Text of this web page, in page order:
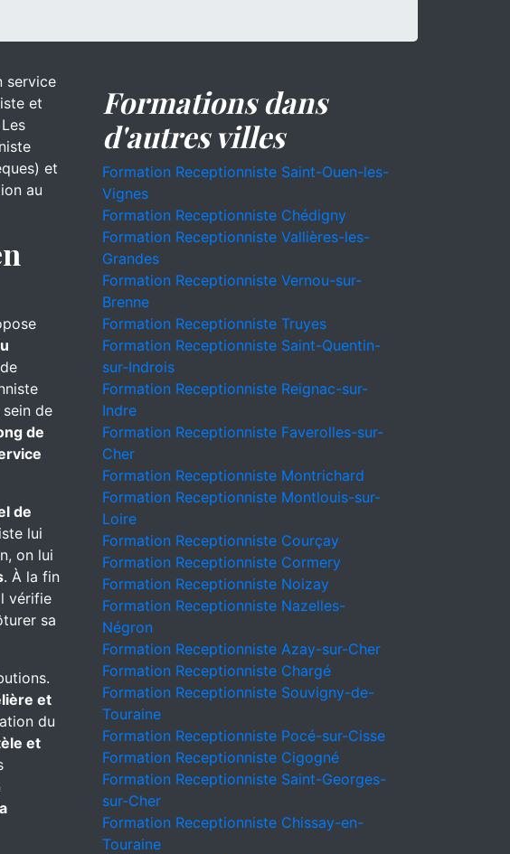
service
et
et
au
de
de
de
lui
on lui
. À la fin
vérifie
sa
et
du
et
Formations dans
d'autres villes
Formation Receptionniste Saint-Ouen-les-
Vignes
Formation Receptionniste Chédigny
Formation Receptionniste Vallières-les-
Grandes
Formation Receptionniste Vernou-sur-
Brenne
Formation Receptionniste Truyes
Formation Receptionniste Saint-Quentin-
sur-Indrois
Formation Receptionniste Reignac-sur-
Indre
Formation Receptionniste Faverolles-sur-
Cher
Formation Receptionniste Montrichard
Formation Receptionniste Montlouis-sur-
Loire
Formation Receptionniste Courçay
Formation Receptionniste Cormery
Formation Receptionniste Noizay
Formation Receptionniste Nazelles-
Négron
Formation Receptionniste Azay-sur-Cher
Formation Receptionniste Chargé
Formation Receptionniste Souvigny-de-
Touraine
Formation Receptionniste Pocé-sur-Cisse
Formation Receptionniste Cigogné
Formation Receptionniste Saint-Georges-
sur-Cher
Formation Receptionniste Chissay-en-
Touraine